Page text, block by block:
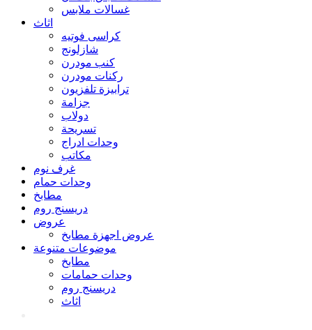
غسالات ملابس
اثاث
كراسى فوتيه
شازلونج
كنب مودرن
ركنات مودرن
ترابيزة تلفزيون
جزامة
دولاب
تسريحة
وحدات ادراج
مكاتب
غرف نوم
وحدات حمام
مطابخ
دريسنج روم
عروض
عروض اجهزة مطابخ
موضوعات متنوعة
مطابخ
وحدات حمامات
دريسنج روم
اثاث